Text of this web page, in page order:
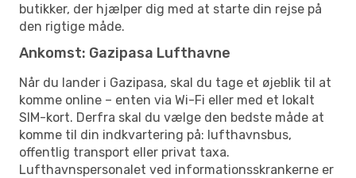
butikker, der hjælper dig med at starte din rejse på
den rigtige måde.
Ankomst: Gazipasa Lufthavne
Når du lander i Gazipasa, skal du tage et øjeblik til at
komme online – enten via Wi-Fi eller med et lokalt
SIM-kort. Derfra skal du vælge den bedste måde at
komme til din indkvartering på: lufthavnsbus,
offentlig transport eller privat taxa.
Lufthavnspersonalet ved informationsskrankerne er